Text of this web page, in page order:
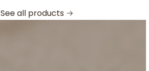
See all products